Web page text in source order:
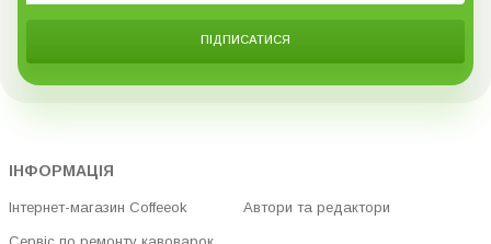
ПІДПИСАТИСЯ
ІНФОРМАЦІЯ
Інтернет-магазин Coffeeok Автори та редактори